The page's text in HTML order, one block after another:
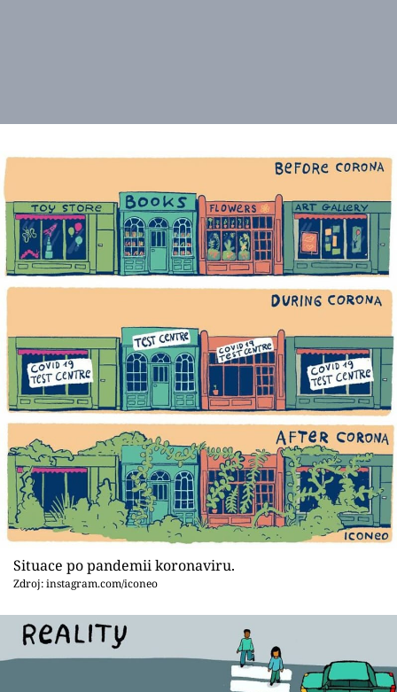
Situace po pandemii koronaviru.
Zdroj: instagram.com/iconeo